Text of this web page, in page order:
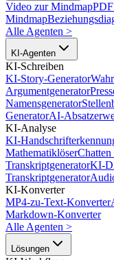
Video zur Mindmap
Mindmap
Alle Agenten >
KI-Agenten
KI-Schreiben
KI-Story-Generator
Argumentgenerator
Namensgenerator
GeneratorAI-
KI-Analyse
KI-
Mathematiklöser
TranskriptgeneratorKI-
Transkriptgenerator
KI-Konverter
MP4-zu-Text-Konverter
Markdown-Konverter
Alle Agenten >
Lösungen